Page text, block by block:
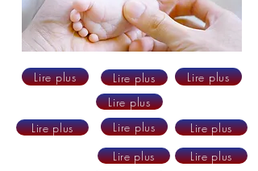
Lire plus Lire plus
Lire plus
Lire plus
Lire plus
Lire plus
Lire plus
Lire plus
Lire plus